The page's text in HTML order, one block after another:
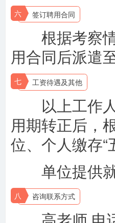
六 签订聘用合同
根据考察情
用合同后派遣
七 工资待遇及其他
以上工作人
用期转正后，
位、个人缴存“
单位提供就
八 咨询联系方式